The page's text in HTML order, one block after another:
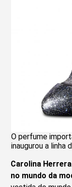
O perfume
inaugurou a linha
Carolina
no mundo da